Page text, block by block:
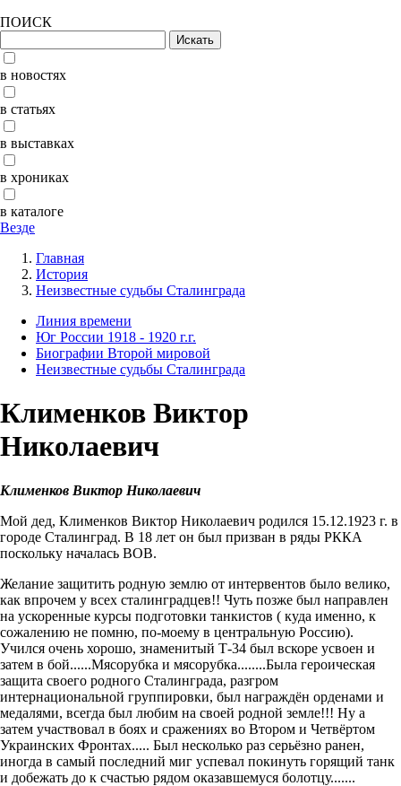
ПОИСК
в новостях
в статьях
в выставках
в хрониках
в каталоге
Везде
Главная
История
Неизвестные судьбы Сталинграда
Линия времени
Юг России 1918 - 1920 г.г.
Биографии Второй мировой
Неизвестные судьбы Сталинграда
Клименков Виктор
Николаевич
Клименков Виктор Николаевич
Мой дед, Клименков Виктор Николаевич родился 15.12.1923 г. в
городе Сталинград. В 18 лет он был призван в ряды РККА
поскольку началась ВОВ.
Желание защитить родную землю от интервентов было велико,
как впрочем у всех сталинградцев!! Чуть позже был направлен
на ускоренные курсы подготовки танкистов ( куда именно, к
сожалению не помню, по-моему в центральную Россию).
Учился очень хорошо, знаменитый Т-34 был вскоре усвоен и
затем в бой......Мясорубка и мясорубкa........Была героическая
защита своего родного Сталинграда, разгром
интернациональной группировки, был награждён орденами и
медалями, всегда был любим на своей родной земле!!! Ну а
затем участвовал в боях и сражениях во Втором и Четвёртом
Украинских Фронтах..... Был несколько раз серьёзно ранен,
иногда в самый последний миг успевал покинуть горящий танк
и добежать до к счастью рядом оказавшемуся болотцу.......